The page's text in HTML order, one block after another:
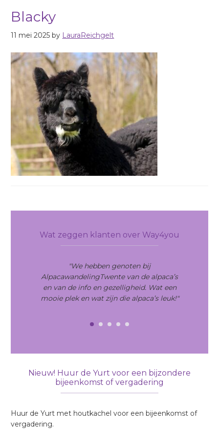
Blacky
11 mei 2025 by LauraReichgelt
Interactions
SidebarWat zeggen klanten over Way4you
"We hebben genoten bij
AlpacawandelingTwente van de alpaca’s
en van de info en gezelligheid. Wat een
mooie plek en wat zijn die alpaca’s leuk!"
Nieuw! Huur de Yurt voor een bijzondere
bijeenkomst of vergadering
Huur de Yurt met houtkachel voor een bijeenkomst of
vergadering.